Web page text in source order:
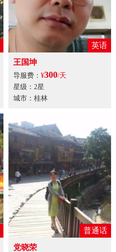
英语
王国坤
导服费： ¥300/天
星级：2星
城市：桂林
普通话
党晓荣